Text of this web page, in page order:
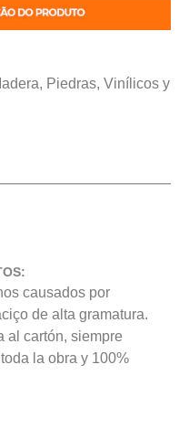
Piedras, Vinílicos y
causados por
de alta gramatura.
al cartón, siempre
la obra y 100%